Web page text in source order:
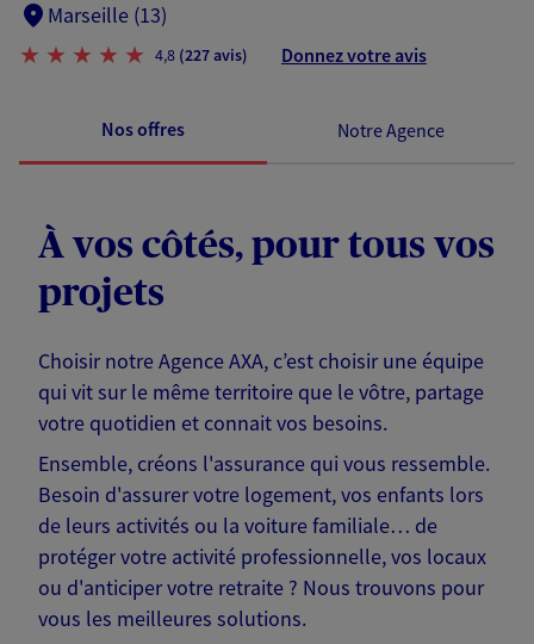
Marseille (13)
4,8 (227 avis) Donnez votre avis
Nos offres Notre Agence
À vos côtés, pour tous vos
projets
Choisir notre Agence AXA, c’est choisir une équipe
qui vit sur le même territoire que le vôtre, partage
votre quotidien et connait vos besoins.
Ensemble, créons l'assurance qui vous ressemble.
Besoin d'assurer votre logement, vos enfants lors
de leurs activités ou la voiture familiale… de
protéger votre activité professionnelle, vos locaux
ou d'anticiper votre retraite ? Nous trouvons pour
vous les meilleures solutions.